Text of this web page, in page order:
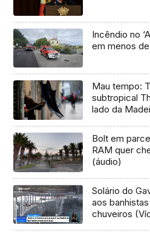
Incêndio no
em menos
Mau tempo:
subtropical
lado da
Bolt em
RAM quer
(áudio)
Solário do
aos
chuveiros